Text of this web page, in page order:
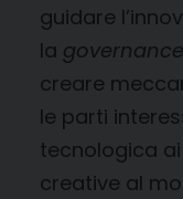
guidare
la governance
creare
le parti
tecnologica
creative al